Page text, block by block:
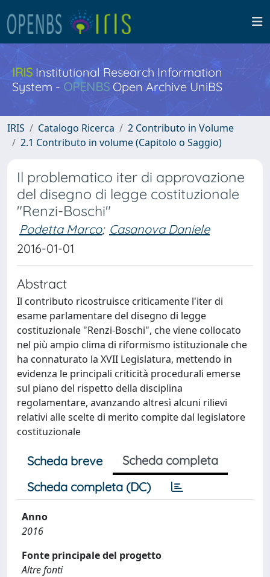
IRISInstitutional Research Information
System - OPENBS Open Archive UniBS
IRIS Catalogo Ricerca
2 Contributo in Volume
2.1 Contributo in volume (Capitolo o Saggio)
Il problematico iter di approvazione
del disegno di legge costituzionale
"Renzi-Boschi"
Podetta Marco; Casanova Daniele
2016-01-01
Abstract
Il contributo ricostruisce criticamente l'iter di
esame parlamentare del disegno di legge
costituzionale "Renzi-Boschi", che viene collocato
nel più ampio clima di riformismo istituzionale che
ha connaturato la XVII Legislatura, mettendo in
evidenza le principali criticità procedurali emerse
sul piano del rispetto della disciplina
regolamentare, avanzando altresì alcuni rilievi
relativi alle scelte di merito compite dal legislatore
costituzionale
Scheda breve
Scheda completa
Scheda completa (DC)
Anno
2016
Fonte principale del progetto
Altre fonti